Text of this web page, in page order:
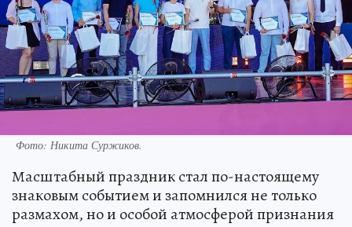
Фото: Никита Суржиков.
Масштабный праздник стал по-настоящему
знаковым событием и запомнился не только
размахом, но и особой атмосферой признания